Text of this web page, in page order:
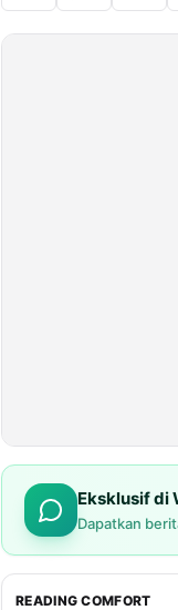
Eksklusif di
Dapatkan
READING COMFORT